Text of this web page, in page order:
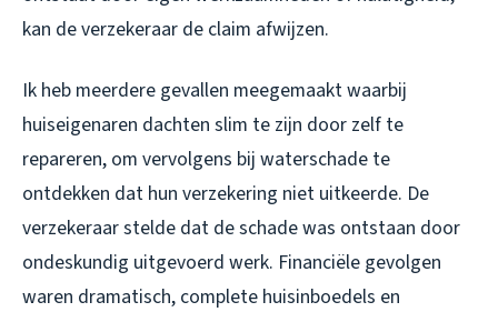
kan de verzekeraar de claim afwijzen.
Ik heb meerdere gevallen meegemaakt waarbij
huiseigenaren dachten slim te zijn door zelf te
repareren, om vervolgens bij waterschade te
ontdekken dat hun verzekering niet uitkeerde. De
verzekeraar stelde dat de schade was ontstaan door
ondeskundig uitgevoerd werk. Financiële gevolgen
waren dramatisch, complete huisinboedels en